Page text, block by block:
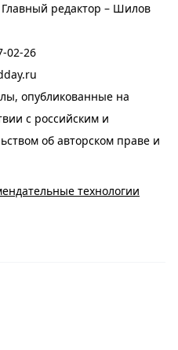
редактор – Шилов
02-26
опубликованные на
с российским и
об авторском праве и
технологии